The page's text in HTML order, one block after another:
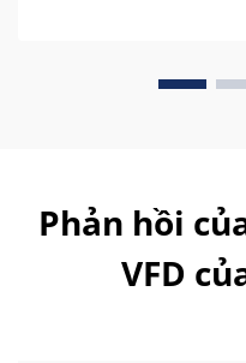
Phản hồi
VFD